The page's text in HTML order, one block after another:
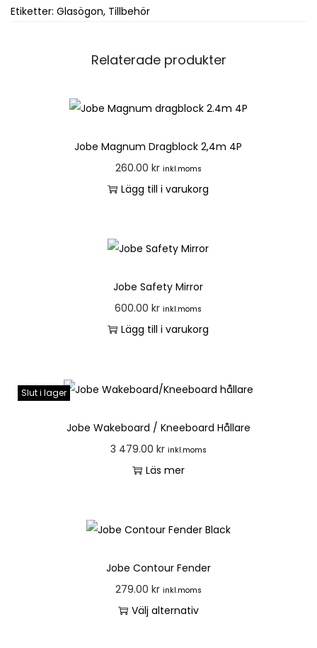
Etiketter: Glasögon, Tillbehör
Relaterade produkter
Jobe Magnum Dragblock 2,4m 4P
260.00 kr inkl.moms
Lägg till i varukorg
Jobe Safety Mirror
600.00kr inkl.moms
Lägg till i varukorg
Slut i lager
Jobe Wakeboard / Kneeboard Hållare
3 479.00 kr inkl.moms
Läs mer
Jobe Contour Fender
279.00 kr inkl.moms
Välj alternativ